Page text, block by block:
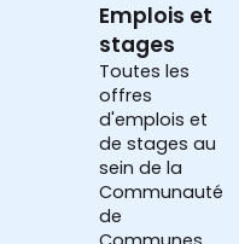
Emplois et
stages
Toutes les
offres
d'emplois et
de stages au
sein de la
Communauté
de